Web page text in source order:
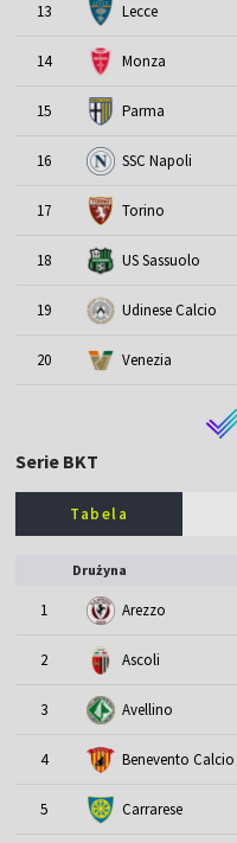
13 Lecce
14 Monza
15 Parma
16 SSC Napoli
17 Torino
18 US Sassuolo
19 Udinese Calcio
20 Venezia
Serie BKT
Tabela
Drużyna
1 Arezzo
2 Ascoli
3 Avellino
4 Benevento Calcio
5 Carrarese